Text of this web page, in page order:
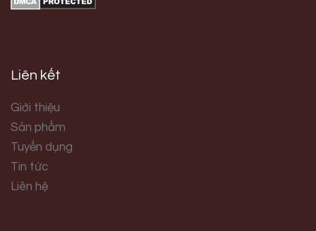
Liên kết
Giới thiệu
Sản phẩm
Tuyển dụng
Tin tức
Liên hệ